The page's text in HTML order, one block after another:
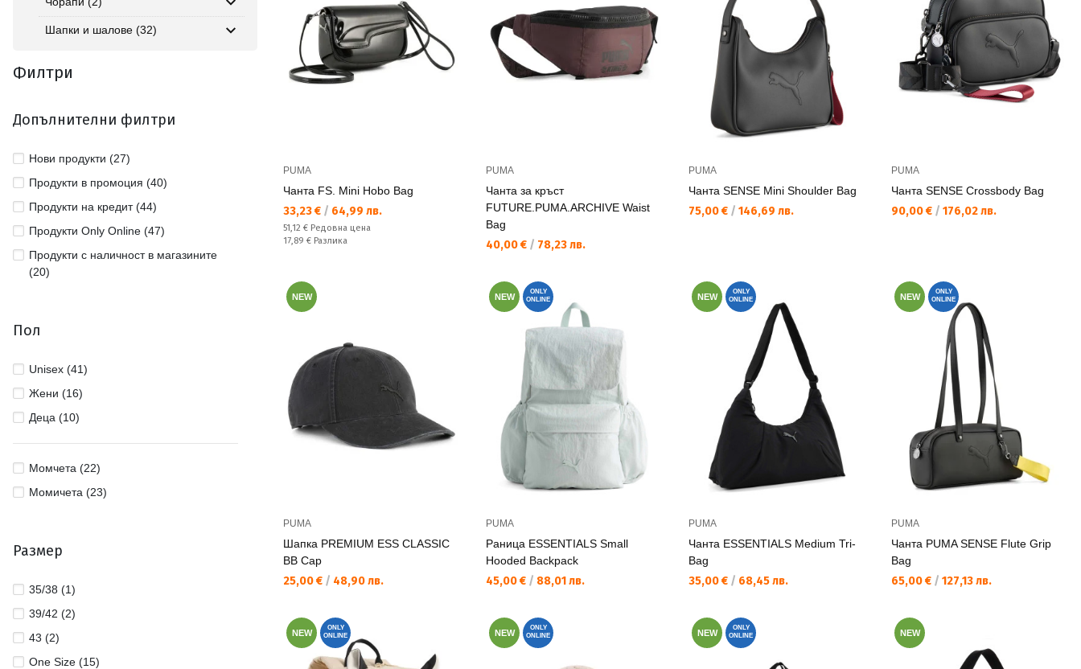
Шапки и шалове (32)
Филтри
Допълнителни филтри
Нови продукти (27)
Продукти в промоция (40)
Продукти на кредит (44)
Продукти Only Online (47)
Продукти с наличност в магазините
(20)
Пол
Unisex (41)
Жени (16)
Деца (10)
Момчета (22)
Момичета (23)
Размер
35/38 (1)
39/42 (2)
43 (2)
One Size (15)
PUMA
Чанта FS. Mini Hobo Bag
Текуща цена:
33,23 € / 64,99 лв.
Редовна цена:
51,12 € Редовна цена
Спестявате:
17,89 € Разлика
PUMA
Чанта за кръст
FUTURE.PUMA.ARCHIVE Waist
Bag
Текуща цена:
40,00 € / 78,23 лв.
PUMA
Чанта SENSE Mini Shoulder Bag
Текуща цена:
75,00 € / 146,69 лв.
PUMA
Чанта SENSE Crossbody Bag
Текуща цена:
90,00 € / 176,02 лв.
NEW
PUMA
Шапка PREMIUM ESS CLASSIC
BB Cap
Текуща цена:
25,00 € / 48,90 лв.
NEW
ONLY
ONLINE
PUMA
Раница ESSENTIALS Small
Hooded Backpack
Текуща цена:
45,00 € / 88,01 лв.
NEW
ONLY
ONLINE
PUMA
Чанта ESSENTIALS Medium Tri-
Bag
Текуща цена:
35,00 € / 68,45 лв.
NEW
ONLY
ONLINE
PUMA
Чанта PUMA SENSE Flute Grip
Bag
Текуща цена:
65,00 € / 127,13 лв.
NEW
ONLY
ONLINE
NEW
ONLY
ONLINE
NEW
ONLY
ONLINE
NEW